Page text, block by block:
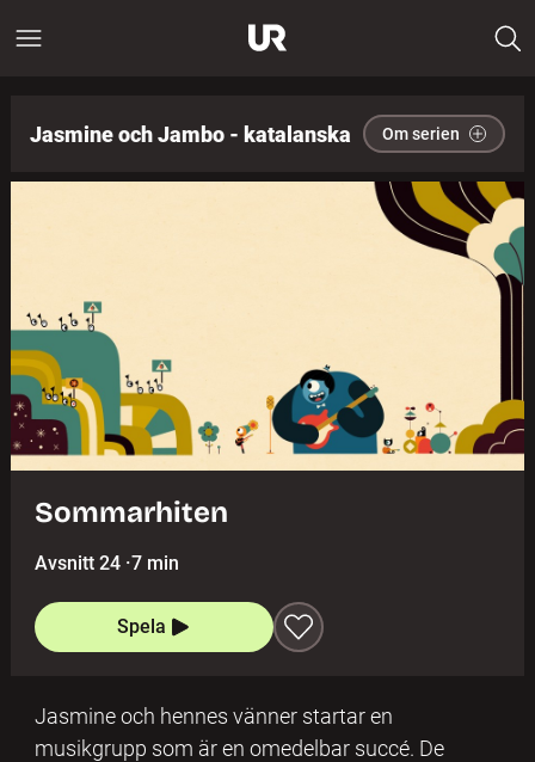
Jasmine och Jambo - katalanska Om serien
Sommarhiten
Avsnitt 24 ·7 min
Spela
Jasmine och hennes vänner startar en
musikgrupp som är en omedelbar succé. De